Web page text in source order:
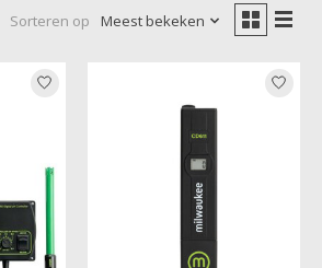
Sorteren op Meest bekeken